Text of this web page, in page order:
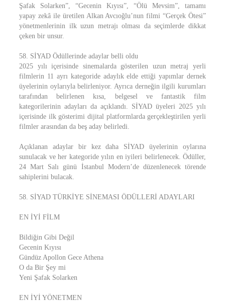
Şafak Solarken”, “Gecenin Kıyısı”, “Ölü Mevsim”, tamamı
yapay zekâ ile üretilen Alkan Avcıoğlu’nun filmi “Gerçek Ötesi”
yönetmenlerinin ilk uzun metrajı olması da seçimlerde dikkat
çeken bir unsur.
58. SİYAD Ödüllerinde adaylar belli oldu
2025 yılı içerisinde sinemalarda gösterilen uzun metraj yerli
filmlerin 11 ayrı kategoride adaylık elde ettiği yapımlar dernek
üyelerinin oylarıyla belirleniyor. Ayrıca derneğin ilgili kurumları
tarafından belirlenen kısa, belgesel ve fantastik film
kategorilerinin adayları da açıklandı. SİYAD üyeleri 2025 yılı
içerisinde ilk gösterimi dijital platformlarda gerçekleştirilen yerli
filmler arasından da beş aday belirledi.
Açıklanan adaylar bir kez daha SİYAD üyelerinin oylarına
sunulacak ve her kategoride yılın en iyileri belirlenecek. Ödüller,
24 Mart Salı günü İstanbul Modern’de düzenlenecek törende
sahiplerini bulacak.
58. SİYAD TÜRKİYE SİNEMASI ÖDÜLLERİ ADAYLARI
EN İYİ FİLM
Bildiğin Gibi Değil
Gecenin Kıyısı
Gündüz Apollon Gece Athena
O da Bir Şey mi
Yeni Şafak Solarken
EN İYİ YÖNETMEN